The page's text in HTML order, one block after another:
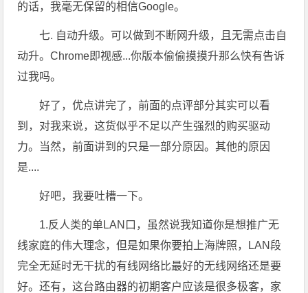
的话，我毫无保留的相信Google。
七. 自动升级。可以做到不断网升级，且无需点击自
动升。Chrome即视感...你版本偷偷摸摸升那么快有告诉
过我吗。
好了，优点讲完了，前面的点评部分其实可以看
到，对我来说，这货似乎不足以产生强烈的购买驱动
力。当然，前面讲到的只是一部分原因。其他的原因
是....
好吧，我要吐槽一下。
1.反人类的单LAN口，虽然说我知道你是想推广无
线家庭的伟大理念，但是如果你要拍上海牌照，LAN段
完全无延时无干扰的有线网络比最好的无线网络还是要
好。还有，这台路由器的初期客户应该是很多极客，家